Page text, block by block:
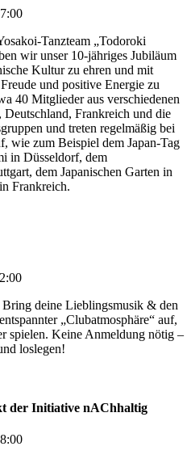
Tanzteam „Todoroki
wir unser 10-jähriges Jubiläum
Kultur zu ehren und mit
und positive Energie zu
40 Mitglieder aus verschiedenen
Frankreich und die
und treten regelmäßig bei
wie zum Beispiel dem Japan-Tag
in Düsseldorf, dem
dem Japanischen Garten in
Frankreich.
deine Lieblingsmusik & den
„Clubatmosphäre“ auf,
spielen. Keine Anmeldung nötig –
loslegen!
der Initiative nAChhaltig